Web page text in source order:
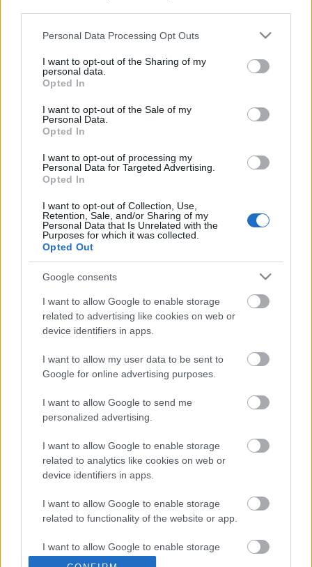
Please note that this website/app uses one or more Google
not limited to your visit or usage behaviour. You may click to
grant or deny consent to Google and its third-party tags to
use your data for below specified purposes in below Google
consent section.
Personal Data Processing Opt Outs
I want to opt-out of the Sharing of my
personal data.
Opted In
I want to opt-out of the Sale of my
Personal Data.
Opted In
I want to opt-out of processing my
Personal Data for Targeted Advertising.
Opted In
I want to opt-out of Collection, Use,
Retention, Sale, and/or Sharing of my
Personal Data that Is Unrelated with the
Purposes for which it was collected.
Opted Out
Google consents
I want to allow Google to enable storage
related to advertising like cookies on web or
device identifiers in apps.
I want to allow my user data to be sent to
Google for online advertising purposes.
I want to allow Google to send me
personalized advertising.
I want to allow Google to enable storage
related to analytics like cookies on web or
device identifiers in apps.
I want to allow Google to enable storage
related to functionality of the website or app.
I want to allow Google to enable storage
related to personalization.
www.google.com/analytics
Ha a továbbiakban szeretnéd sikeresen mérni a
cikkünket is:
http://kozossegimedia.cafeblog.hu/2015/05/11/igy-
merd-sikereidet-a-kozossegi-media-feluleteken/
mobilbarát az oldalad, ellenőrizd le itt:
https://goo.gl/SIJZBT
Tippek az optimalizáláshoz:
- A jó design nem egyenlő az optimalizálással.
- Ésszerűsítsd a tartalmak elhelyezését,
weboldalad elrendezését. Vázold fel a lehetséges